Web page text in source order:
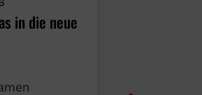
in die neue